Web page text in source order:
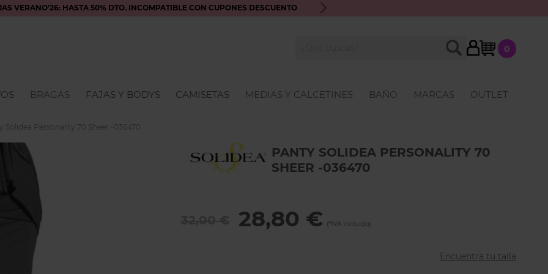
VERANO'26: HASTA 50% DTO. INCOMPATIBLE CON CUPONES DESCUENTO ENVÍO GRATIS A PARTIR DE 70€ · ATENCIÓN
My Cart
0
BUSCAR
BRAGAS FAJAS Y BODYS CAMISETAS MEDIAS Y CALCETINES BAÑO MARCAS OUTLET
Solidea Personality 70 Sheer -036470
PANTY SOLIDEA PERSONALITY 70
SHEER -036470
28,80 €
Encuentra tu talla